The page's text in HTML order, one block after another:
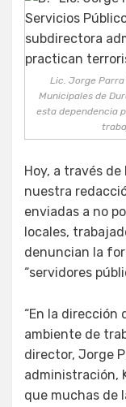
Lic. Jorge
Municipales de
esta dependencia
Hoy, a través
nuestra
enviadas a no
locales,
denuncian la
“servidores
“En la dirección
ambiente de
director, Jorge
administración,
que muchas de